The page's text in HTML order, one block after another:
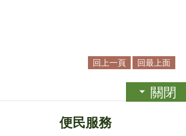
回上一頁 回最上面
關閉
便民服務